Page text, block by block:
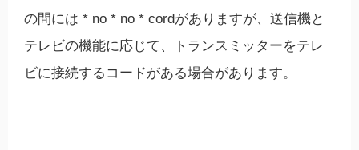
の間には * no * no * cordがありますが、送信機と
テレビの機能に応じて、トランスミッターをテレ
ビに接続するコードがある場合があります。